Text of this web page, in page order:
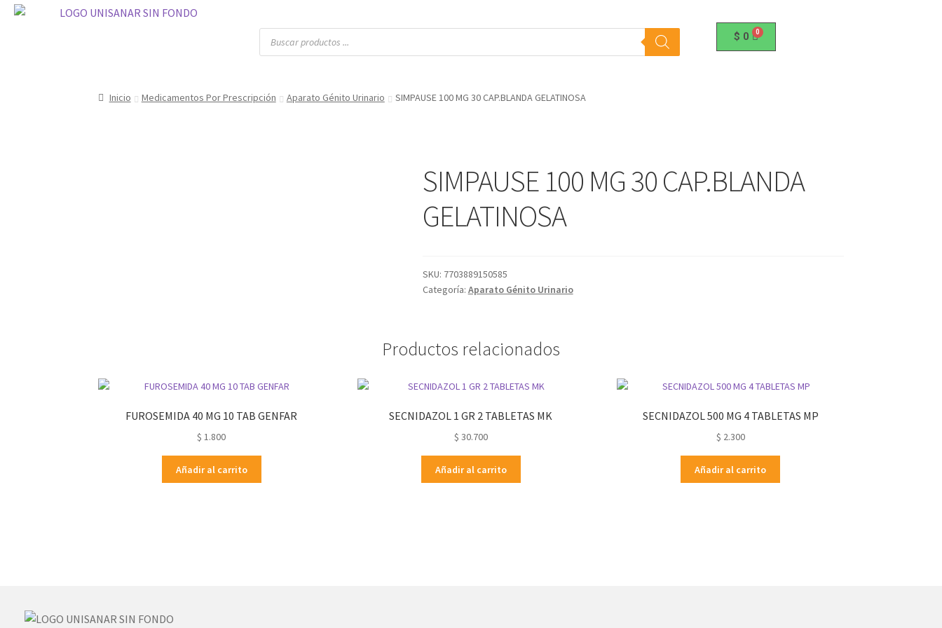
$ 0
Inicio Medicamentos Por Prescripción Aparato Génito Urinario SIMPAUSE 100 MG 30 CAP.BLANDA GELATINOSA
SIMPAUSE 100 MG 30 CAP.BLANDA
GELATINOSA
SKU: 7703889150585
Categoría: Aparato Génito Urinario
Productos relacionados
FUROSEMIDA 40 MG 10 TAB GENFAR
$ 1.800
Añadir al carrito
SECNIDAZOL 1 GR 2 TABLETAS MK
$ 30.700
Añadir al carrito
SECNIDAZOL 500 MG 4 TABLETAS MP
$ 2.300
Añadir al carrito